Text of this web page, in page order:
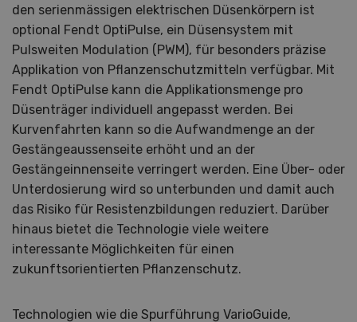
den serienmässigen elektrischen Düsenkörpern ist
optional Fendt OptiPulse, ein Düsensystem mit
Pulsweiten Modulation (PWM), für besonders präzise
Applikation von Pflanzenschutzmitteln verfügbar. Mit
Fendt OptiPulse kann die Applikationsmenge pro
Düsenträger individuell angepasst werden. Bei
Kurvenfahrten kann so die Aufwandmenge an der
Gestängeaussenseite erhöht und an der
Gestängeinnenseite verringert werden. Eine Über- oder
Unterdosierung wird so unterbunden und damit auch
das Risiko für Resistenzbildungen reduziert. Darüber
hinaus bietet die Technologie viele weitere
interessante Möglichkeiten für einen
zukunftsorientierten Pflanzenschutz.
Technologien wie die Spurführung VarioGuide,